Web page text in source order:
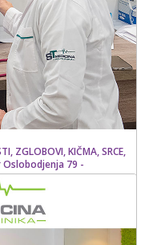
ZGLOBOVI, KIČMA, SRCE,
Oslobodjenja 79 -
Kupljeno
17 kom.